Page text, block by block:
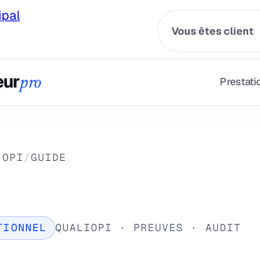
Vous êtes client
pro
/GUIDE
QUALIOPI · PREUVES · AUDIT